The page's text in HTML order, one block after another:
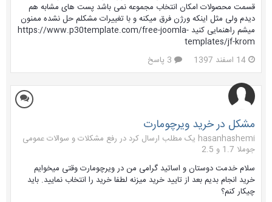
قسمت محصولات امکان انتخاب مجموعه نمی باشد پست های مشابه هم
دیدم ولی مثل اینکه ورژن فرق میکنه و با تغییرات مشکلم حل نشده ممنون
میشم راهنمایی کنید https://www.p30template.com/free-joomla-
templates/jf-krom
14 اسفند 1397
مشکل در خرید ویرچومارت
hasanhashemi یک مطلب ارسال کرد در
رفع مشکلات و سوالات عمومی
جوملا 1.7 و 2.5
سلام خدمت دوستان و اساتید گرامی من در ویرچومارت وقتی میخوایم
خرید انجام بدیم بعد از تایید خرید میزنه لطفا خرید را انتخاب نمایید. باید
چیکار کنم؟